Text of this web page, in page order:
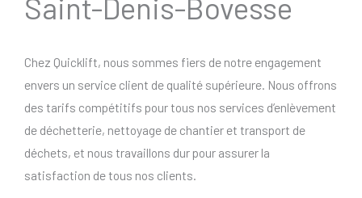
Saint-Denis-Bovesse
Chez Quicklift, nous sommes fiers de notre engagement
envers un service client de qualité supérieure. Nous offrons
des tarifs compétitifs pour tous nos services d’enlèvement
de déchetterie, nettoyage de chantier et transport de
déchets, et nous travaillons dur pour assurer la
satisfaction de tous nos clients.